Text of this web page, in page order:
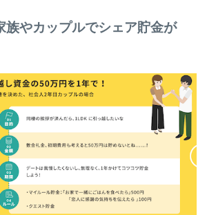
族やカップルでシェア貯金が